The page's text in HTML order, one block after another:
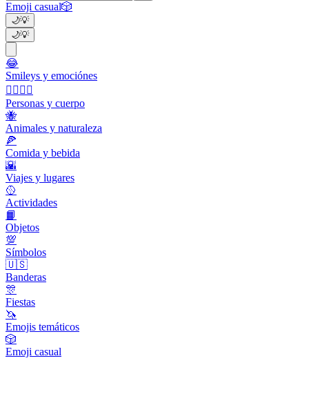
Emoji casual🎲
🌙💡
🌙💡
😂
Smileys y emociónes
👩‍❤️‍💋‍👨
Personas y cuerpo
🐝
Animales y naturaleza
🍕
Comida y bebida
🌇
Viajes y lugares
🥎
Actividades
📙
Objetos
💯
Símbolos
🇺🇸
Banderas
🎊
Fiestas
🦄
Emojis temáticos
🎲
Emoji casual